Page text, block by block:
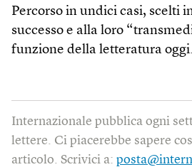
Percorso in undici casi, scelti
successo e alla loro
funzione della letteratura oggi.
Internazionale pubblica ogni
lettere. Ci piacerebbe sapere
articolo. Scrivici a: